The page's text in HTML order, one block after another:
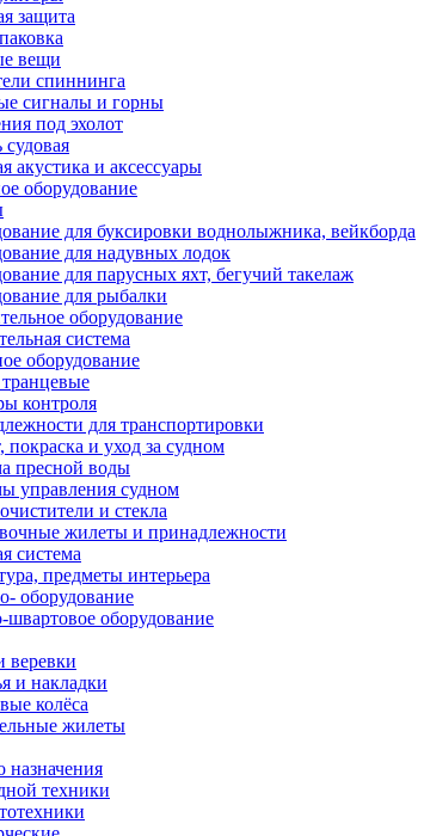
защита
вещи
спиннинга
сигналы и горны
под эхолот
акустика и аксессуары
оборудование
для буксировки воднолыжника, вейкборда
для надувных лодок
для парусных яхт, бегучий такелаж
для рыбалки
оборудование
система
оборудование
контроля
для транспортировки
покраска и уход за судном
пресной воды
управления судном
и стекла
жилеты и принадлежности
система
предметы интерьера
оборудование
швартовое оборудование
веревки
и накладки
колёса
жилеты
назначения
техники